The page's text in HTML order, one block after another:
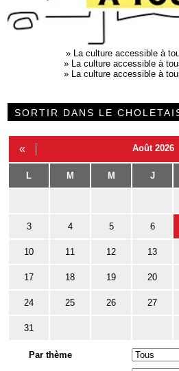
» La culture accessible à
» La culture accessible à
» La culture accessible à
SORTIR DANS LE
« Août 2026
L M M J
3 4 5 6
10 11 12 13
17 18 19 20
24 25 26 27
31
Par thème